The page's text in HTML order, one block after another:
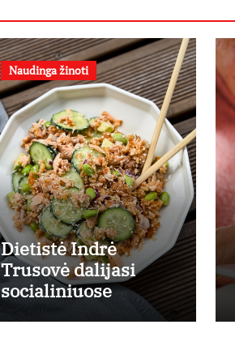
Naudinga žinoti
Dietistė Indrė
Trusovė dalijasi
socialiniuose